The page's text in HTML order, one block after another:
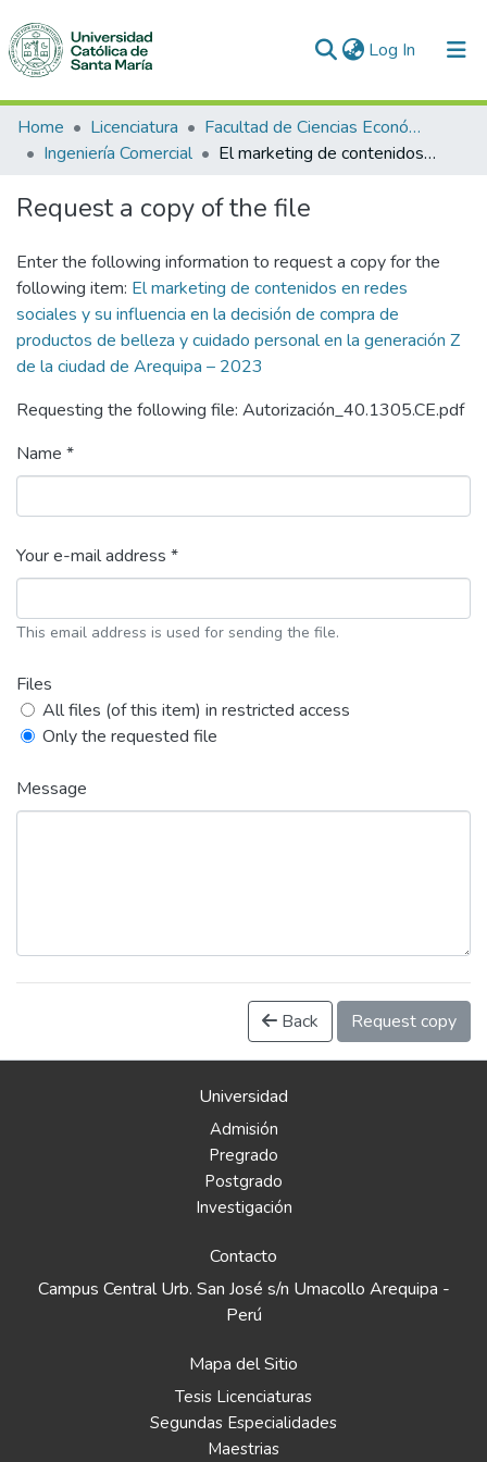
Log In (current)
Communities & Collections
All of DSpace
Statistics
Home Licenciatura
Facultad de Ciencias Económico Administrativas
Ingeniería Comercial
El marketing de contenidos en redes sociales y su influencia en la decisión de compra de productos de belleza y cuidado personal en la generación Z de la ciudad de Arequipa – 2023
Request a copy of the file
Enter the following information to request a copy for the
following item: El marketing de contenidos en redes
sociales y su influencia en la decisión de compra de
productos de belleza y cuidado personal en la generación Z
de la ciudad de Arequipa – 2023
Requesting the following file: Autorización_40.1305.CE.pdf
Name *
Your e-mail address *
This email address is used for sending the file.
Files
All files (of this item) in restricted access
Only the requested file
Message
Back Request copy
Universidad
Admisión
Pregrado
Postgrado
Investigación
Contacto
Campus Central Urb. San José s/n Umacollo Arequipa -
Perú
Mapa del Sitio
Tesis Licenciaturas
Segundas Especialidades
Maestrias